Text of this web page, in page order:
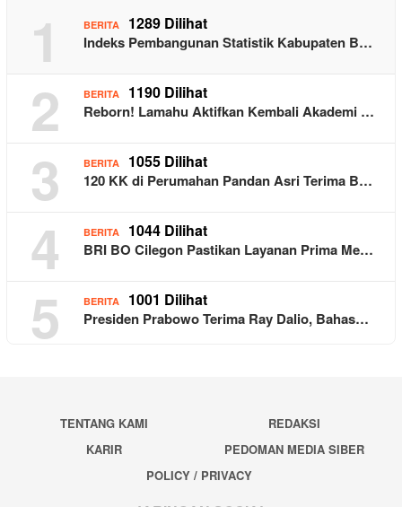
1 BERITA 1289 Dilihat
Indeks Pembangunan Statistik Kabupaten B…
2 BERITA 1190 Dilihat
Reborn! Lamahu Aktifkan Kembali Akademi …
3 BERITA 1055 Dilihat
120 KK di Perumahan Pandan Asri Terima B…
4 BERITA 1044 Dilihat
BRI BO Cilegon Pastikan Layanan Prima Me…
5 BERITA 1001 Dilihat
Presiden Prabowo Terima Ray Dalio, Bahas…
TENTANG KAMI
REDAKSI
KARIR
PEDOMAN MEDIA SIBER
POLICY / PRIVACY